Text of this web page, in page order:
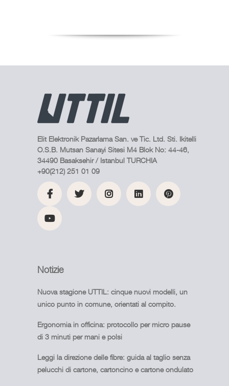
Elit Elektronik Pazarlama San. ve Tic. Ltd. Sti. Ikitelli
O.S.B. Mutsan Sanayi Sitesi M4 Blok No: 44-46,
34490 Basaksehir / Istanbul TURCHIA
+90(212) 251 01 09
Notizie
Nuova stagione UTTIL: cinque nuovi modelli, un
unico punto in comune, orientati al compito.
Ergonomia in officina: protocollo per micro pause
di 3 minuti per mani e polsi
Leggi la direzione delle fibre: guida al taglio senza
pelucchi di cartone, cartoncino e cartone ondulato